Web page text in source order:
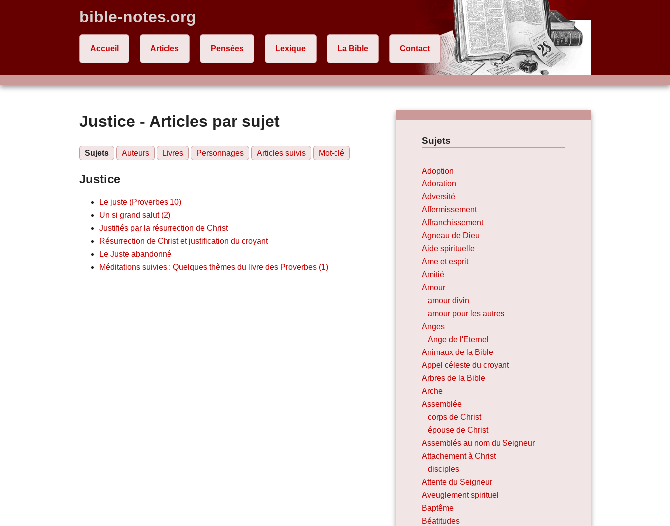
bible-notes.org
Accueil Articles Pensées Lexique La Bible Contact
Justice - Articles par sujet
Sujets Auteurs Livres Personnages Articles suivis Mot-clé
Justice
Le juste (Proverbes 10)
Un si grand salut (2)
Justifiés par la résurrection de Christ
Résurrection de Christ et justification du croyant
Le Juste abandonné
Méditations suivies : Quelques thèmes du livre des Proverbes (1)
Sujets
Adoption
Adoration
Adversité
Affermissement
Affranchissement
Agneau de Dieu
Aide spirituelle
Ame et esprit
Amitié
Amour
amour divin
amour pour les autres
Anges
Ange de l'Eternel
Animaux de la Bible
Appel céleste du croyant
Arbres de la Bible
Arche
Assemblée
corps de Christ
épouse de Christ
Assemblés au nom du Seigneur
Attachement à Christ
disciples
Attente du Seigneur
Aveuglement spirituel
Baptême
Béatitudes